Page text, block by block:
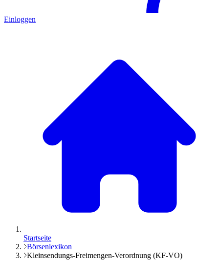
Einloggen
Startseite
Börsenlexikon
Kleinsendungs-Freimengen-Verordnung (KF-VO)